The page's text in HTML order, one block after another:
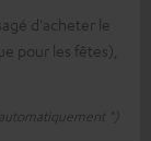
d'acheter le
pour les fêtes),
*)